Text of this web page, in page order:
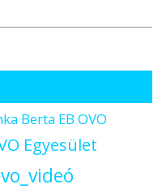
Berta EB OVO
Egyesület